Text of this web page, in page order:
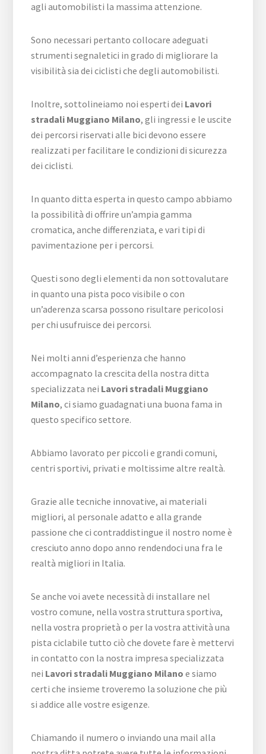
agli automobilisti la massima attenzione.
Sono necessari pertanto collocare adeguati
strumenti segnaletici in grado di migliorare la
visibilità sia dei ciclisti che degli automobilisti.
Inoltre, sottolineiamo noi esperti dei Lavori
stradali Muggiano Milano, gli ingressi e le uscite
dei percorsi riservati alle bici devono essere
realizzati per facilitare le condizioni di sicurezza
dei ciclisti.
In quanto ditta esperta in questo campo abbiamo
la possibilità di offrire un’ampia gamma
cromatica, anche differenziata, e vari tipi di
pavimentazione per i percorsi.
Questi sono degli elementi da non sottovalutare
in quanto una pista poco visibile o con
un’aderenza scarsa possono risultare pericolosi
per chi usufruisce dei percorsi.
Nei molti anni d’esperienza che hanno
accompagnato la crescita della nostra ditta
specializzata nei Lavori stradali Muggiano
Milano, ci siamo guadagnati una buona fama in
questo specifico settore.
Abbiamo lavorato per piccoli e grandi comuni,
centri sportivi, privati e moltissime altre realtà.
Grazie alle tecniche innovative, ai materiali
migliori, al personale adatto e alla grande
passione che ci contraddistingue il nostro nome è
cresciuto anno dopo anno rendendoci una fra le
realtà migliori in Italia.
Se anche voi avete necessità di installare nel
vostro comune, nella vostra struttura sportiva,
nella vostra proprietà o per la vostra attività una
pista ciclabile tutto ciò che dovete fare è mettervi
in contatto con la nostra impresa specializzata
nei Lavori stradali Muggiano Milano e siamo
certi che insieme troveremo la soluzione che più
si addice alle vostre esigenze.
Chiamando il numero o inviando una mail alla